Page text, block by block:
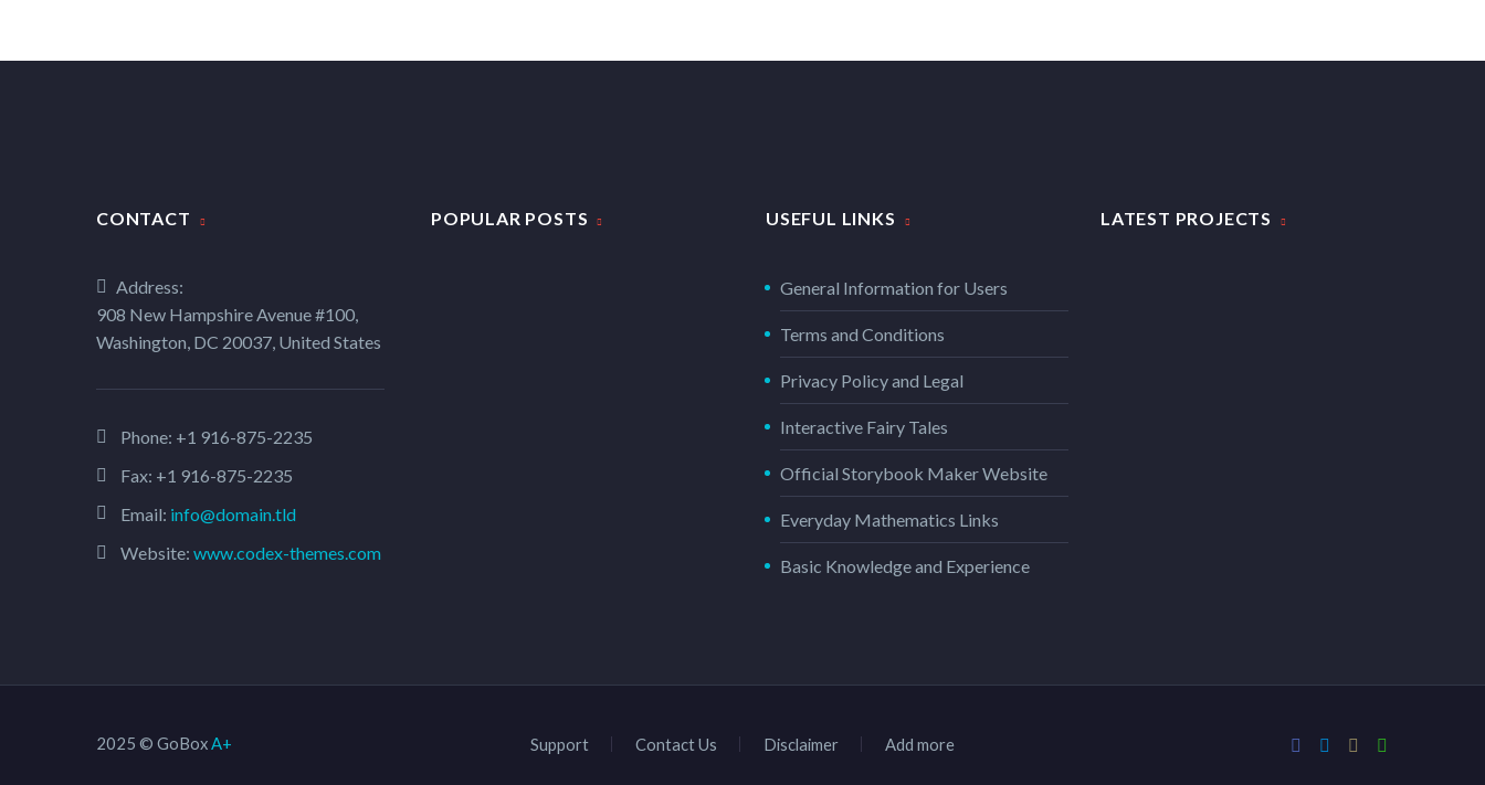
CONTACT
Address:
908 New Hampshire Avenue #100,
Washington, DC 20037, United States
Phone: +1 916-875-2235
Fax: +1 916-875-2235
Email: info@domain.tld
Website: www.codex-themes.com
POPULAR POSTS USEFUL LINKS
General Information for Users
Terms and Conditions
Privacy Policy and Legal
Interactive Fairy Tales
Official Storybook Maker Website
Everyday Mathematics Links
Basic Knowledge and Experience
LATEST PROJECTS
Support Contact Us Disclaimer Add more
2025 © GoBoxA+